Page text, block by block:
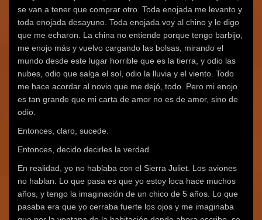
se van a tener que comprar otro. Toda enojada me levanto y
toda enojada desayuno. Toda enojada voy al chino y le digo
que me echaron. La china no entiende porque tengo barbijo,
me enojo más y vuelvo cargando las bolsas, mirando el
mundo desde este lugar horrible que es la tierra, y odio las
nubes, odio que salga el sol, odio la lluvia y el viento. Todo
me hace acordar al novio que me dejó, todo. Pero mi enojo
es tan grande que mi carta de amor no es de amor, sino de
odio.
Entonces, claro, sucede.
Entonces, decido decirles la verdad.
En realidad, yo no hablaba con el Sierra Juliet. Los aviones
no hablan. Lo que pasa es que yo estoy loca hace muchos
años, y tengo la imaginación de un chico de 5 años. Lo que
pasaba era que yo cerraba fuerte los ojos y me imaginaba